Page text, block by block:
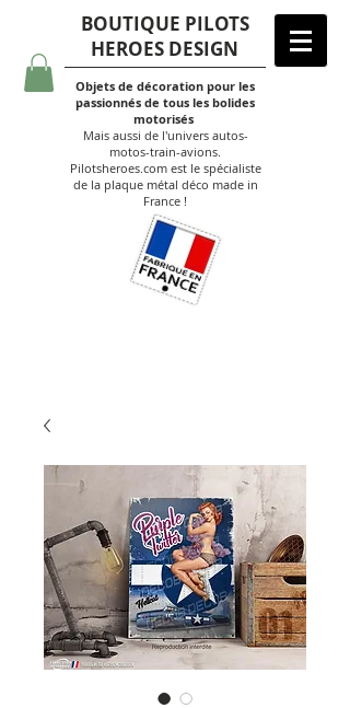
BOUTIQUE PILOTS
HEROES DESIGN
Objets de décoration pour les
passionnés de tous les bolides
motorisés
Mais aussi de l'univers autos-
motos-train-avions.
Pilotsheroes.com est le spécialiste
de la plaque métal déco made in
France !